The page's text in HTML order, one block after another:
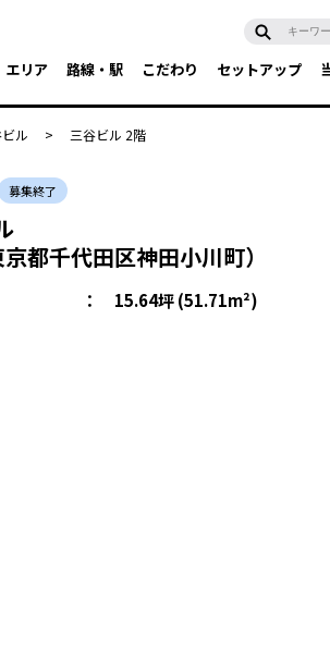
エリア 路線・駅 こだわり セットアップ
ル > 三谷ビル 2階
募集終了
都千代田区神田小川町）
： 15.64坪 (51.71m²)